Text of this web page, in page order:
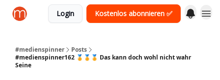
Login Kostenlos abonnieren ✅
#medienspinner
Posts
#medienspinner162 🏅🏅🏅 Das kann doch wohl nicht wahr
Seine